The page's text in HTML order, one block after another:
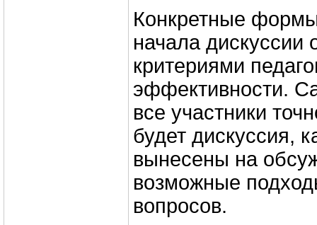
Конкретные
начала дискуссии
критериями
эффективности.
все участники
будет дискуссия,
вынесены на
возможные
вопросов.